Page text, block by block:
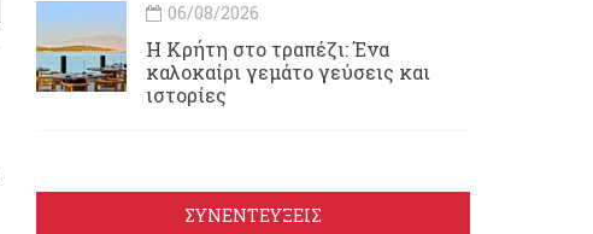
06/08/2026
Η Κρήτη στο τραπέζι: Ένα
καλοκαίρι γεμάτο γεύσεις και
ιστορίες
ΣΥΝΕΝΤΕΥΞΕΙΣ